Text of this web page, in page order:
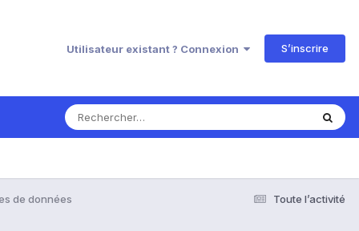
Utilisateur existant ? Connexion S’inscrire
Toute l’activité
de données